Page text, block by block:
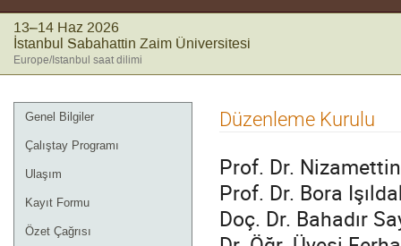
13–14 Haz 2026
İstanbul Sabahattin Zaim Üniversitesi
Europe/Istanbul saat dilimi
Event
menu
Genel Bilgiler
Çalıştay Programı
Ulaşım
Kayıt Formu
Özet Çağrısı
Düzenleme Kurulu
Prof. Dr.
Prof. Dr. Bora
Doç. Dr. Bahadır